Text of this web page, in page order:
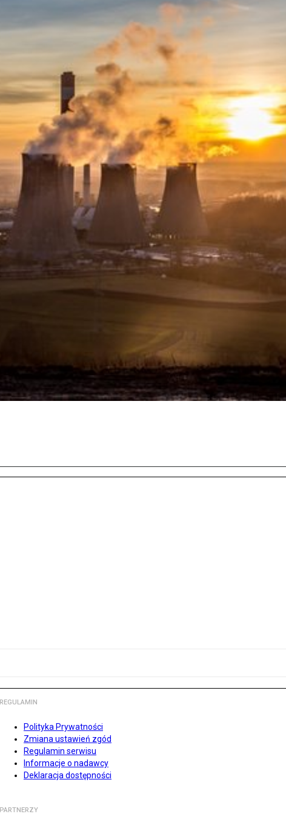
REGULAMIN
Polityka Prywatności
Zmiana ustawień zgód
Regulamin serwisu
Informacje o nadawcy
Deklaracja dostępności
PARTNERZY